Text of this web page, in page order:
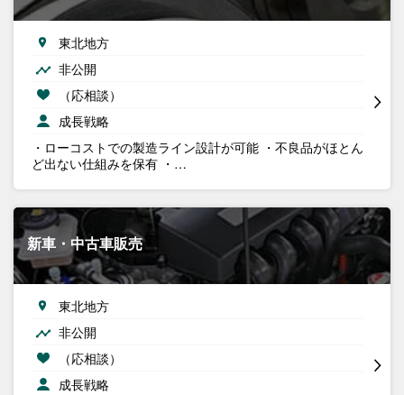
東北地方
非公開
（応相談）
成長戦略
・ローコストでの製造ライン設計が可能 ・不良品がほとん
ど出ない仕組みを保有 ・…
新車・中古車販売
東北地方
非公開
（応相談）
成長戦略